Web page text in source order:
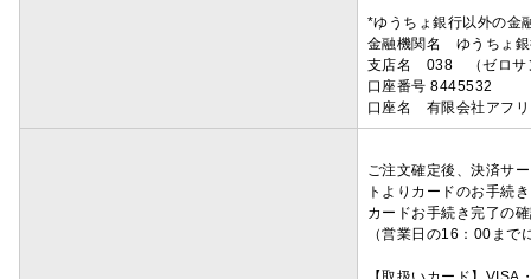
*ゆうちょ銀行以外の金
金融機関名 ゆうちょ
支店名 038 （ゼロサ
口座番号 8445532
口座名 有限会社アフ
ご注文確定後、決済サ
トよりカードのお手続
カードお手続き完了の
（営業日の16：00ま